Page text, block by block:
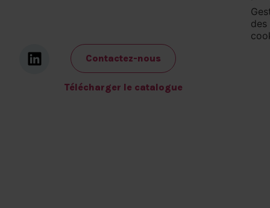
des
Contactez-nous
Télécharger le catalogue